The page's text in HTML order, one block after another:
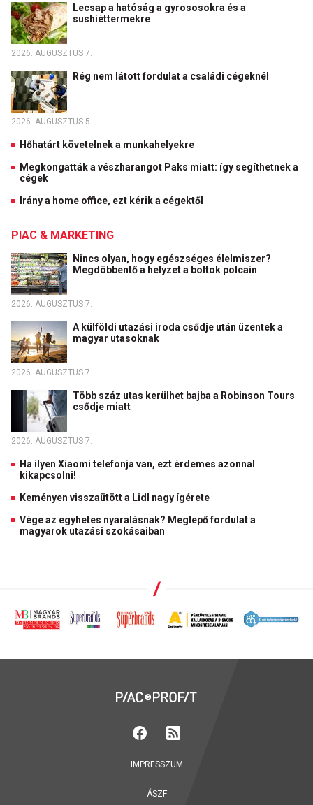
Lecsap a hatóság a gyrososokra és a
sushiéttermekre
2026. AUGUSZTUS 7.
Rég nem látott fordulat a családi cégeknél
2026. AUGUSZTUS 5.
Hőhatárt követelnek a munkahelyekre
Megkongatták a vészharangot Paks miatt: így segíthetnek a
cégek
Irány a home office, ezt kérik a cégektől
PIAC & MARKETING
Nincs olyan, hogy egészséges élelmiszer?
Megdöbbentő a helyzet a boltok polcain
2026. AUGUSZTUS 7.
A külföldi utazási iroda csődje után üzentek a
magyar utasoknak
2026. AUGUSZTUS 7.
Több száz utas kerülhet bajba a Robinson Tours
csődje miatt
2026. AUGUSZTUS 7.
Ha ilyen Xiaomi telefonja van, ezt érdemes azonnal
kikapcsolni!
Keményen visszaütött a Lidl nagy ígérete
Vége az egyhetes nyaralásnak? Meglepő fordulat a
magyarok utazási szokásaiban
IMPRESSZUM
ÁSZF